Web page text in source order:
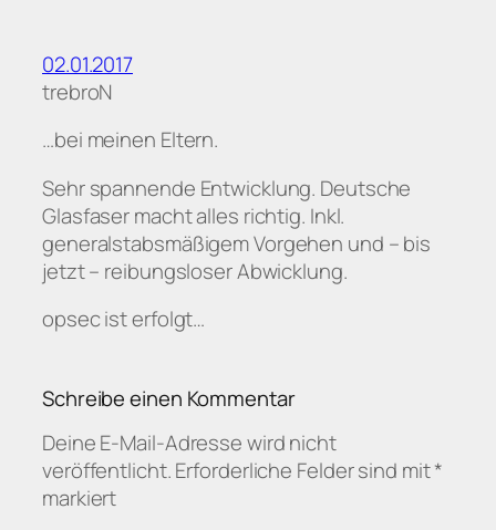
02.01.2017
trebroN
…bei meinen Eltern.
Sehr spannende Entwicklung. Deutsche
Glasfaser macht alles richtig. Inkl.
generalstabsmäßigem Vorgehen und – bis
jetzt – reibungsloser Abwicklung.
opsec ist erfolgt…
Schreibe einen Kommentar
Deine E-Mail-Adresse wird nicht
veröffentlicht.Erforderliche Felder sind mit*
markiert